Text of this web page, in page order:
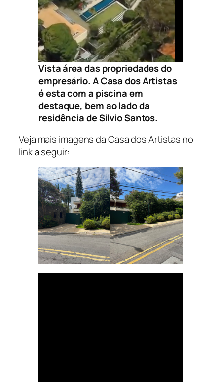
Vista área das propriedades do
empresário. A Casa dos Artistas
é esta com a piscina em
destaque, bem ao lado da
residência de Silvio Santos.
Veja mais imagens da Casa dos Artistas no
link a seguir: